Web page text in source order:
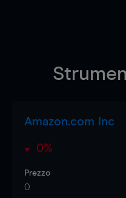
Amazon.com Inc
0%
Prezzo
0